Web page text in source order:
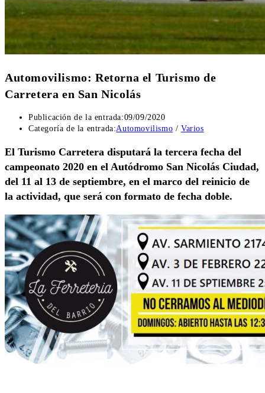
Automovilismo: Retorna el Turismo de
Carretera en San Nicolás
Publicación de la entrada:09/09/2020
Categoría de la entrada:Automovilismo / Varios
El Turismo Carretera disputará la tercera fecha del
campeonato 2020 en el Autódromo San Nicolás Ciudad,
del 11 al 13 de septiembre, en el marco del reinicio de
la actividad, que será con formato de fecha doble.